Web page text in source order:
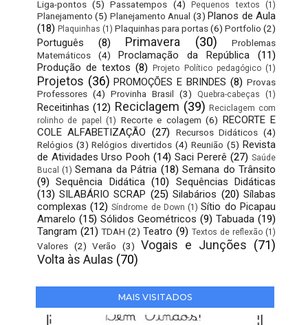
Liga-pontos (5) Passatempos (4) Pequenos textos (1)
Planejamento (5) Planejamento Anual (3) Planos de Aula
(18) Plaquinhas (1) Plaquinhas para portas(6) Portfolio (2)
Português (8) Primavera (30)
Problemas
Matemáticos
(4) Proclamação da República
(11)
Produção de textos (8) Projeto Político pedagógico (1)
Projetos (36) PROMOÇÕES E BRINDES (8) Provas
Professores (4) Provinha Brasil (3) Quebra-cabeças (1)
Receitinhas (12) Reciclagem (39) Reciclagem com
rolinho de papel
(1) Recorte e colagem (6) RECORTE E
COLE ALFABETIZAÇÃO (27) Recursos Didáticos (4)
Relógios (3) Relógios divertidos (4) Reunião (5) Revista
de Atividades Urso Pooh (14) Saci Pererê (27) Saúde
Bucal
(1) Semana da Pátria (18) Semana do Trânsito
(9) Sequência Didática (10)
Sequências Didáticas
(13) SILABÁRIO SCRAP (25) Silabários (20) Sílabas
complexas (12) Síndrome de Down (1) Sítio do Picapau
Amarelo (15) Sólidos Geométricos (9) Tabuada (19)
Tangram (21) TDAH (2) Teatro (9) Textos de reflexão (1)
Valores (2) Verão (3) Vogais e Junções (71)
Volta às Aulas (70)
MAIS VISITADOS